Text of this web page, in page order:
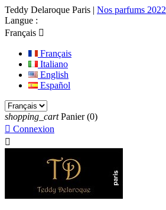
Teddy Delaroque Paris | Nos parfums 2022
Langue :
Français 
Français
Italiano
English
Español
shopping_cart Panier (0)
 Connexion
